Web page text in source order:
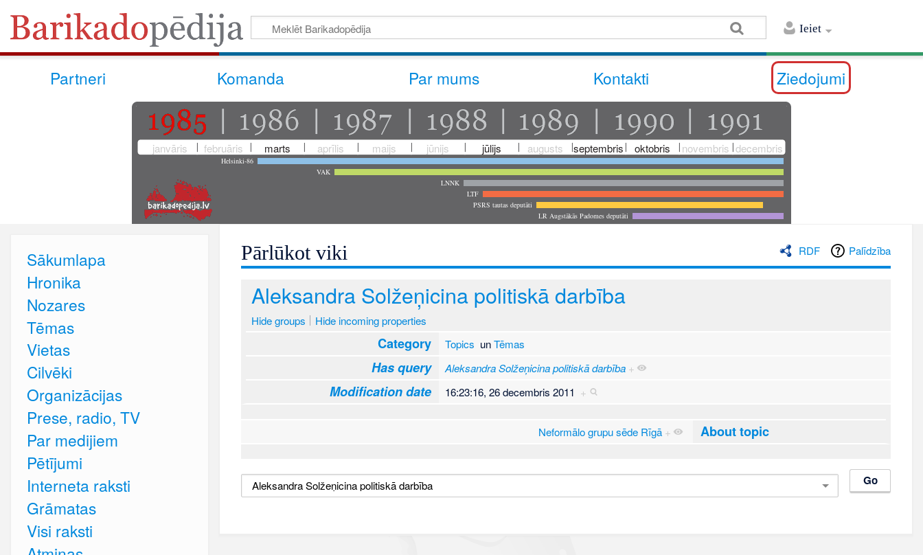
Ieiet
Partneri Komanda Par mums Kontakti Ziedojumi
janvāris februāris marts aprīlis maijs jūnijs jūlijs augusts septembris oktobris novembris decembris
Helsinki-86
VAK
LNNK
LTF
PSRS tautas deputāti
LR Augstākās Padomes deputāti
RDF Palīdzība
Pārlūkot viki
Aleksandra Solžeņicina politiskā darbība
Hide groups Hide incoming properties
Category Topics unTēmas
Has query Aleksandra Solžeņicina politiskā darbība +
Modification date 16:23:16, 26 decembris 2011 +
Neformālo grupu sēde Rīgā + About topic
Sākumlapa
Hronika
Nozares
Tēmas
Vietas
Cilvēki
Organizācijas
Prese, radio, TV
Par medijiem
Pētījumi
Interneta raksti
Grāmatas
Visi raksti